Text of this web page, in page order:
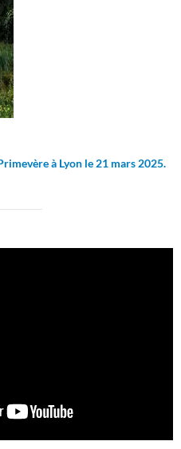
à Lyon le 21 mars 2025.